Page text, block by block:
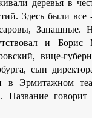
деревья в
Здесь были
Запашные.
и Борис
вице-
сын
в Эрмитажном
Название